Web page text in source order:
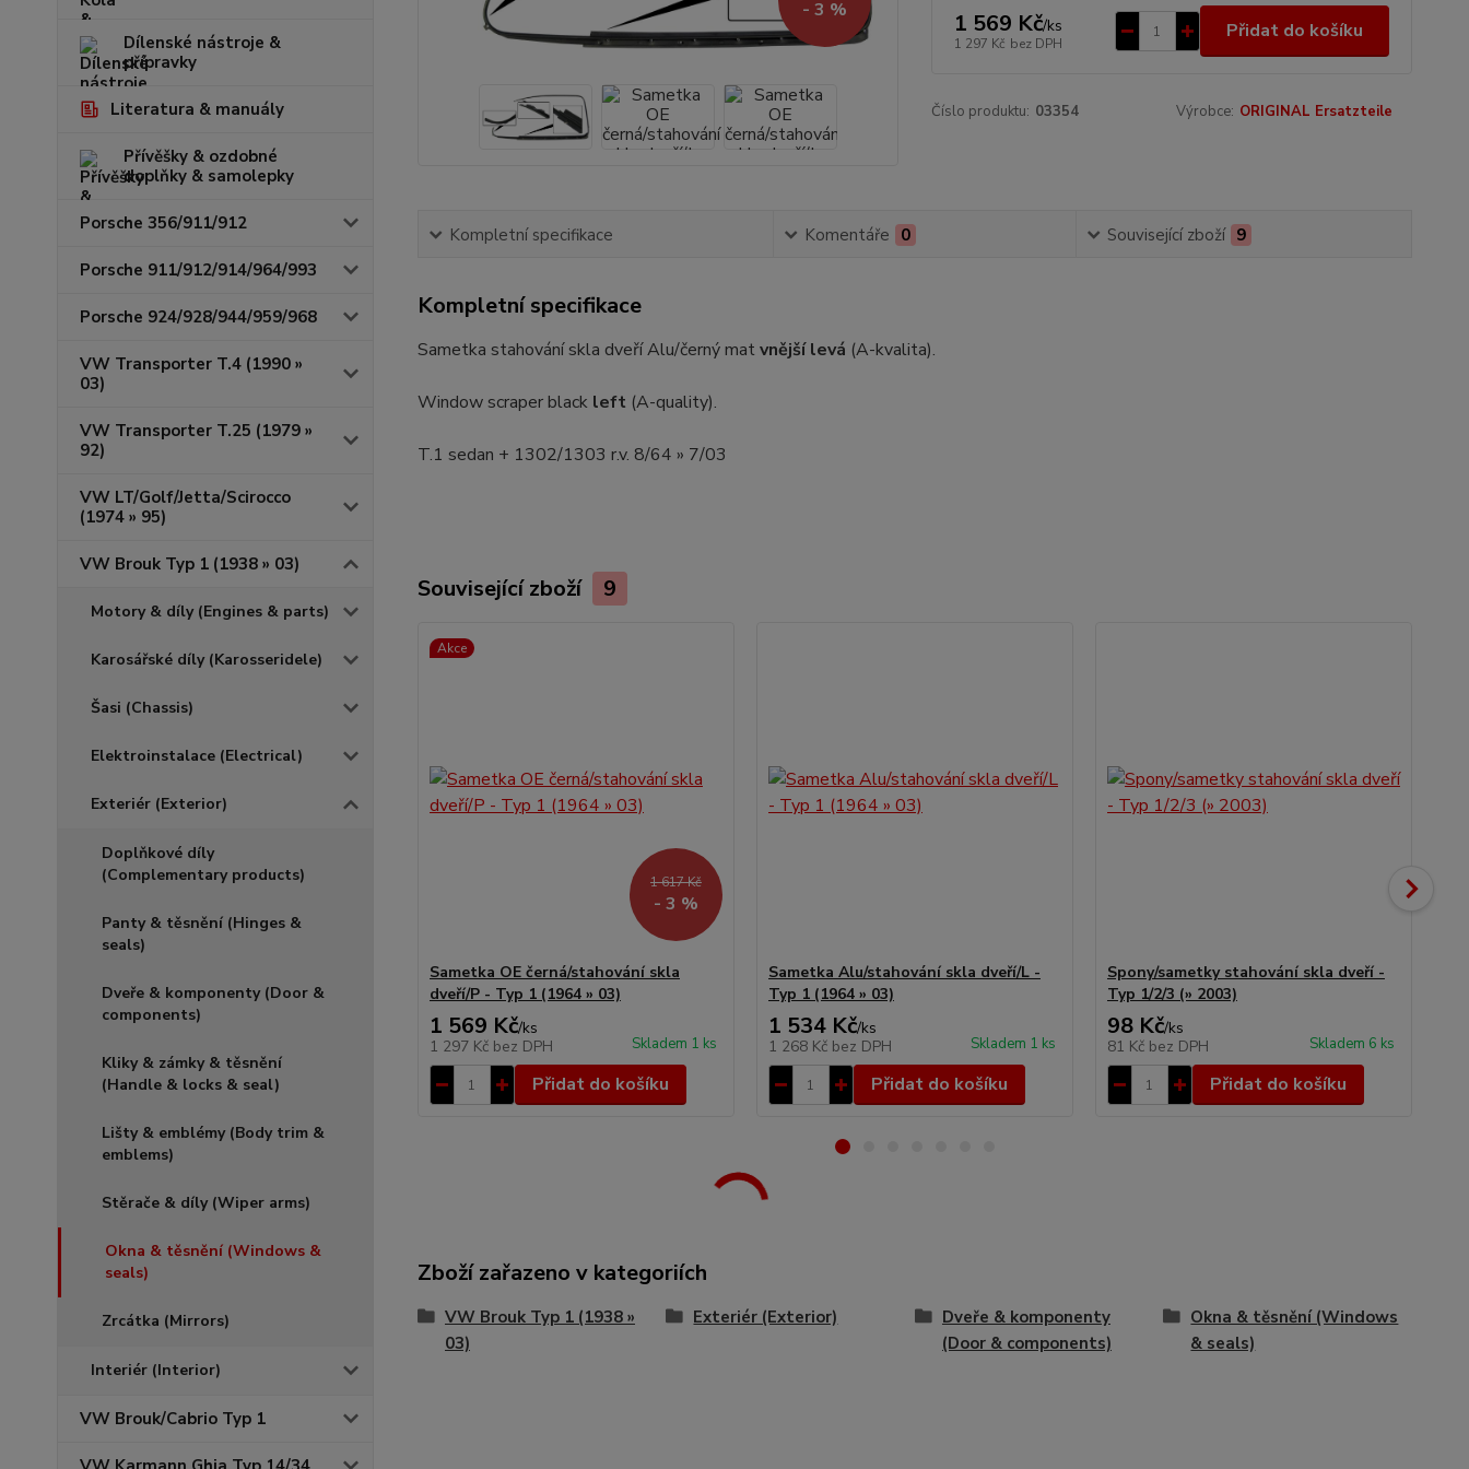
Dílenské nástroje &
přípravky
Literatura & manuály
Přívěšky & ozdobné
doplňky & samolepky
Porsche 356/911/912
Porsche 911/912/914/964/993
Porsche 924/928/944/959/968
VW Transporter T.4 (1990 »
03)
VW Transporter T.25 (1979 »
92)
VW LT/Golf/Jetta/Scirocco
(1974 » 95)
VW Brouk Typ 1 (1938 » 03)
Motory & díly (Engines & parts)
Karosářské díly (Karosseridele)
Šasi (Chassis)
Elektroinstalace (Electrical)
Exteriér (Exterior)
Doplňkové díly
(Complementary products)
Panty & těsnění (Hinges &
seals)
Dveře & komponenty (Door &
components)
Kliky & zámky & těsnění
(Handle & locks & seal)
Lišty & emblémy (Body trim &
emblems)
Stěrače & díly (Wiper arms)
Okna & těsnění (Windows &
seals)
Zrcátka (Mirrors)
Interiér (Interior)
VW Brouk/Cabrio Typ 1
- 3 % 1 569 Kč/ks
1 297 Kč bez DPH
Přidat do košíku
Číslo produktu: 03354 Výrobce: ORIGINAL Ersatzteile
Kompletní specifikace Komentáře 0 Související zboží 9
Kompletní specifikace
Sametka stahování skla dveří Alu/černý matvnější levá (A-kvalita).
Window scraper black left (A-quality).
T.1 sedan + 1302/1303 r.v. 8/64 » 7/03
Související zboží 9
Akce
1 617 Kč
- 3 %
Sametka OE černá/stahování skla
dveří/P - Typ 1 (1964 » 03)
1 569 Kč/ks
1 297 Kč bez DPH Skladem 1 ks
Přidat do košíku
Sametka Alu/stahování skla dveří/L -
Typ 1 (1964 » 03)
1 534 Kč/ks
1 268 Kč bez DPH Skladem 1 ks
Přidat do košíku
Spony/sametky stahování skla dveří -
Typ 1/2/3 (» 2003)
98 Kč/ks
81 Kč bez DPH Skladem 6 ks
Přidat do košíku
Zboží zařazeno v kategoriích
VW Brouk Typ 1 (1938 »
03)
Exteriér (Exterior)
Dveře & komponenty
(Door & components)
Okna & těsnění (Windows
& seals)